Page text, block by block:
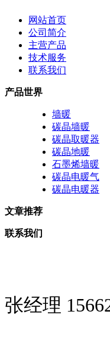
网站首页
公司简介
主营产品
技术服务
联系我们
产品世界
墙暖
碳晶墙暖
碳晶取暖器
碳晶地暖
石墨烯墙暖
碳晶电暖气
碳晶电暖器
文章推荐
联系我们
张经理